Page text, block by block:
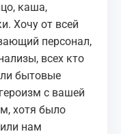
каша,
Хочу от всей
персонал,
всех кто
бытовые
с вашей
хотя было
нам